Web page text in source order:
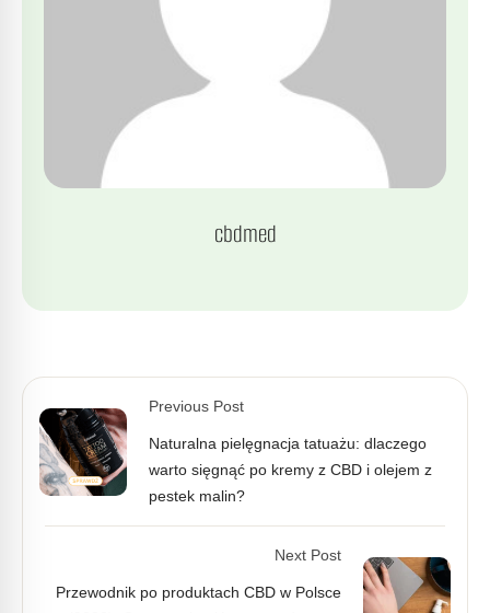
cbdmed
Previous Post
Naturalna pielęgnacja tatuażu: dlaczego
warto sięgnąć po kremy z CBD i olejem z
pestek malin?
Next Post
Przewodnik po produktach CBD w Polsce